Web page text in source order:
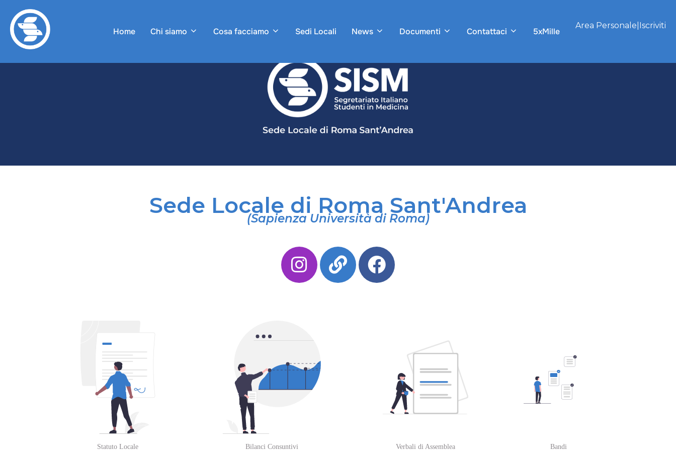
Home Chi siamo Cosa facciamo Sedi Locali News Documenti Contattaci 5xMille
Area Personale Iscriviti
Sede Locale di Roma Sant'Andrea
(Sapienza Università di Roma)
Statuto Locale Bilanci Consuntivi Verbali di Assemblea Bandi